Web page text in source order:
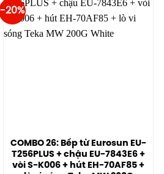
-20%
COMBO 26: Bếp từ Eurosun EU-
T256PLUS + chậu EU-7843E6 +
vòi S-K006 + hút EH-70AF85 +